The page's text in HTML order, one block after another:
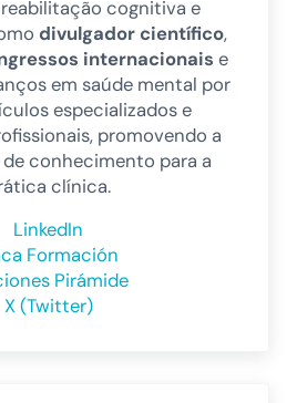
cognitiva e
divulgador científico,
internacionais e
em saúde mental por
especializados e
promovendo a
conhecimento para a
clínica.
LinkedIn
Formación
Pirámide
X (Twitter)